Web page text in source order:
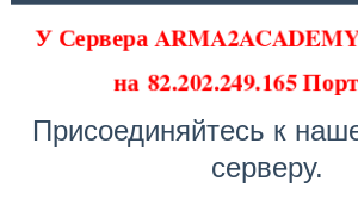
У Сервера
на 82.202.249.165
Присоединяйтесь к
серверу.